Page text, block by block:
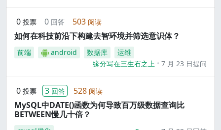
0 投票 0 回答 503 阅读
如何在科技前沿下构建去智环境并筛选意识体？
前端 android 数据库
运维
缘分写在三生石之上
7 月 23 日提问
0 投票 3 回答 528 阅读
MySQL中DATE()函数为何导致百万级数据查询比
BETWEEN慢几十倍？